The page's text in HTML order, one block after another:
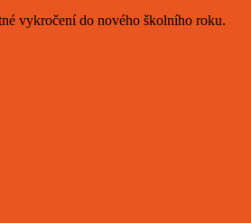
vykročení do nového školního roku.